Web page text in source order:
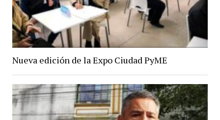
Nueva edición de la Expo Ciudad PyME